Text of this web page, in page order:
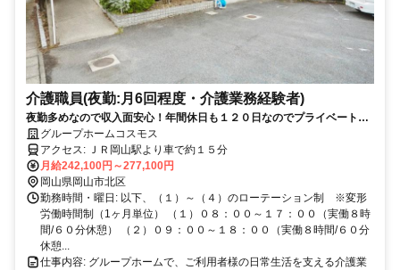
介護職員(夜勤:月6回程度・介護業務経験者)
夜勤多めなので収入面安心！年間休日も１２０日なのでプライベートも
しっかり確保できます！介護業務経験者大歓迎
グループホームコスモス
アクセス: ＪＲ岡山駅より車で約１５分
月給242,100円～277,100円
岡山県岡山市北区
勤務時間・曜日: 以下、（１）～（４）のローテーション制 ※変形
労働時間制（1ヶ月単位） （１）０８：００～１７：００（実働８時
間/６０分休憩） （２）０９：００～１８：００（実働８時間/６０分
休憩...
仕事内容: グループホームで、ご利用者様の日常生活を支える介護業